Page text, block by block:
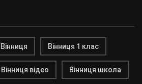
Вінниця Вінниця 1 клас
Вінниця відео Вінниця школа